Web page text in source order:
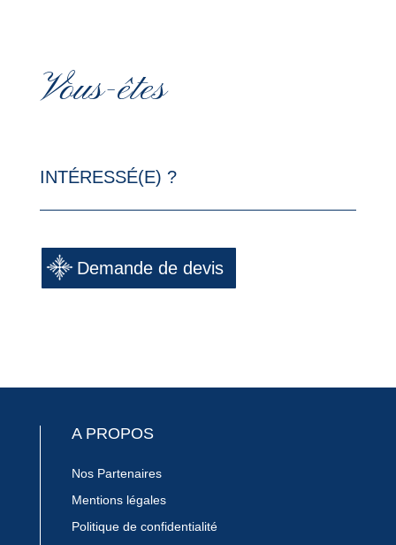
Vous-êtes
INTÉRESSÉ(E) ?
Demande de devis
A PROPOS
Nos Partenaires
Mentions légales
Politique de confidentialité